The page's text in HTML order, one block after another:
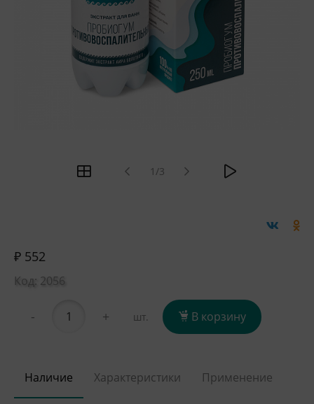
1/3
₽ 552
Код: 2056
- + шт. В корзину
Наличие Характеристики Применение